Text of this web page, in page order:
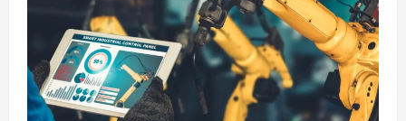
ขาย
สร้าง
ความ
พึง
พอใจ
ให้
แก่
องค์กร